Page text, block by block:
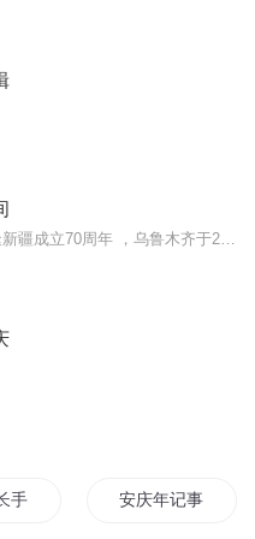
手札 安庆年记事